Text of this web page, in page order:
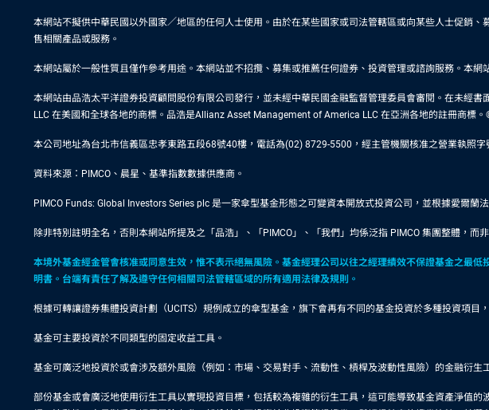
本網站不擬供中華民國以外國家／地區的任何人士使用。由於在某些國家或司法管轄區或向某些人士促銷
售相關產品或服務。
本網站屬於一般性質且僅作參考用途。本網站並不招攬、募集或推薦任何證券、投資管理或諮詢服務。本網
本網站由品浩太平洋證券投資顧問股份有限公司發行，並未經中華民國金融監督管理委員會審閱。在未經
LLC 在美國和全球各地的商標。品浩是Allianz Asset Management of America LLC 在亞洲各地的註冊商標。
本公司地址為台北市信義區忠孝東路五段68號40樓，電話為(02) 8729-5500，經主管機關核准之營業執照字
資料來源：PIMCO、晨星、基準指數數據供應商。
PIMCO Funds: Global Investors Series plc 是一家傘型基金形態之可變資本開放式投資公司，並根據愛爾蘭
除非特別註明全名，否則本網站所提及之「品浩」、「PIMCO」、「我們」均係泛指 PIMCO 集團整體，而
本境外基金經金管會核准或同意生效，惟不表示絕無風險。基金經理公司以往之經理績效不保證基金之最
明書。台端有責任了解及遵守任何相關司法管轄區域的所有適用法律及規則。
根據可轉讓證券集體投資計劃（UCITS）規例成立的傘型基金，旗下會再有不同的基金投資於多種投資項
基金可主要投資於不同類型的固定收益工具。
基金可廣泛地投資於或會涉及額外風險（例如：市場、交易對手、流動性、槓桿及波動性風險）的金融衍生
部份基金或會廣泛地使用衍生工具以實現投資目標，包括較為複雜的衍生工具，這可能導致基金資產淨值